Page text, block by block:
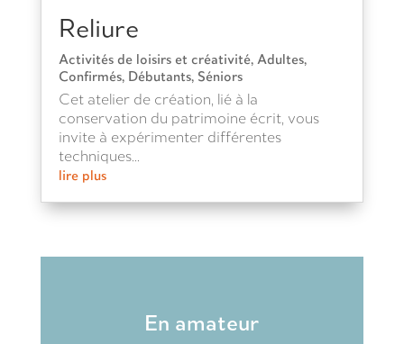
Reliure
Activités de loisirs et créativité, Adultes,
Confirmés, Débutants, Séniors
Cet atelier de création, lié à la
conservation du patrimoine écrit, vous
invite à expérimenter différentes
techniques...
lire plus
En amateur